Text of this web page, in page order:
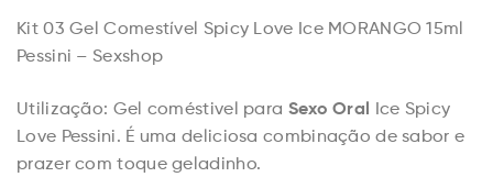
Kit 03 Gel Comestível Spicy Love Ice MORANGO 15ml
Pessini – Sexshop
Utilização: Gel coméstivel para Sexo Oral Ice Spicy
Love Pessini. É uma deliciosa combinação de sabor e
prazer com toque geladinho.